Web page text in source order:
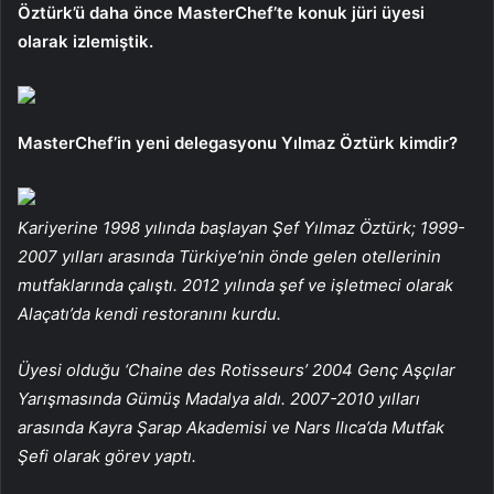
Öztürk’ü daha önce MasterChef’te konuk jüri üyesi
olarak izlemiştik.
MasterChef’in yeni delegasyonu Yılmaz Öztürk kimdir?
Kariyerine 1998 yılında başlayan Şef Yılmaz Öztürk; 1999-
2007 yılları arasında Türkiye’nin önde gelen otellerinin
mutfaklarında çalıştı. 2012 yılında şef ve işletmeci olarak
Alaçatı’da kendi restoranını kurdu.
Üyesi olduğu ‘Chaine des Rotisseurs’ 2004 Genç Aşçılar
Yarışmasında Gümüş Madalya aldı. 2007-2010 yılları
arasında Kayra Şarap Akademisi ve Nars Ilıca’da Mutfak
Şefi olarak görev yaptı.